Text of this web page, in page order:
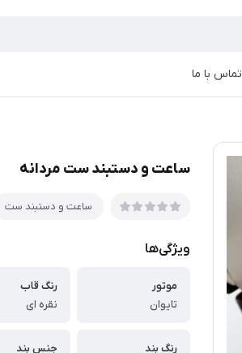
تماس با ما
ساعت و دستبند ست مردانه
ساعت و دستبند ست
ویژگی‌ها
موتور
تایوان
رنگ قاب
نقره ای
رنگ بند
جنس بند